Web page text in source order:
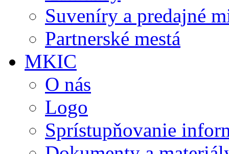
Suveníry a predajné
Partnerské mestá
MKIC
O nás
Logo
Sprístupňovanie